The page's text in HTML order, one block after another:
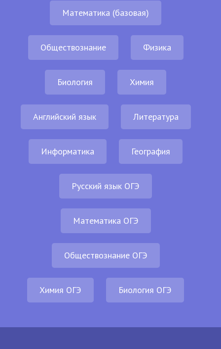
Математика (базовая)
Обществознание Физика
Биология Химия
Английский язык Литература
Информатика География
Русский язык ОГЭ
Математика ОГЭ
Обществознание ОГЭ
Химия ОГЭ Биология ОГЭ